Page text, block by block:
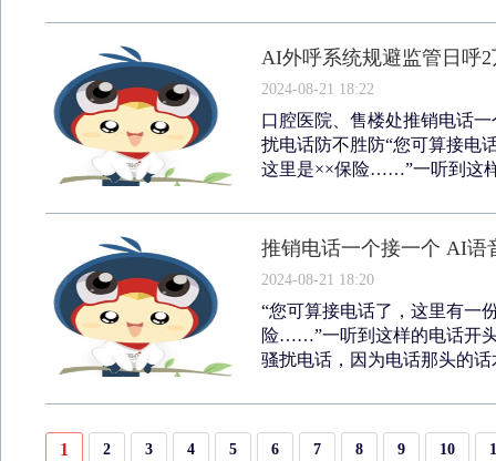
AI外呼系统规避监管日呼
2024-08-21 18:22
口腔医院、售楼处推销电话
扰电话防不胜防“您可算接电
这里是××保险……”一听到这
推销电话一个接一个 AI语
2024-08-21 18:20
“您可算接电话了，这里有一
险……”一听到这样的电话开
骚扰电话，因为电话那头的
1 2 3 4 5 6 7 8 9 10